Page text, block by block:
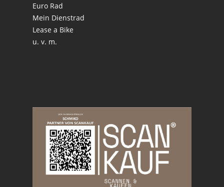
Euro Rad
Mein Dienstrad
Lease a Bike
u. v. m.